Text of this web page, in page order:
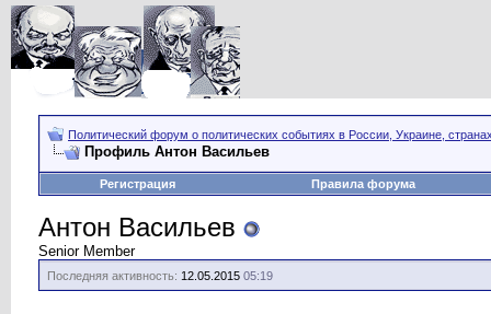
Политический форум о политических событиях в России, Украине,
Профиль Антон Васильев
Регистрация Правила форума
Антон Васильев
Senior Member
Последняя активность: 12.05.2015 05:19